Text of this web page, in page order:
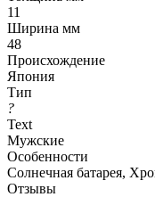
11
Ширина мм
48
Происхождение
Япония
Тип
?
Text
Мужские
Особенности
Солнечная батарея,
Отзывы